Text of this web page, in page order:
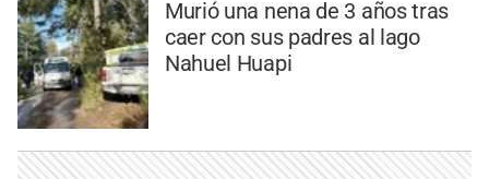
Murió una nena de 3 años tras
caer con sus padres al lago
Nahuel Huapi